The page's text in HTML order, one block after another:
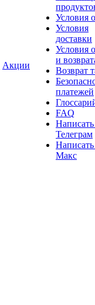
Акции
Условия
Условия
доставки
Условия
и
Возврат
платежей
FAQ
Телеграм
Макс